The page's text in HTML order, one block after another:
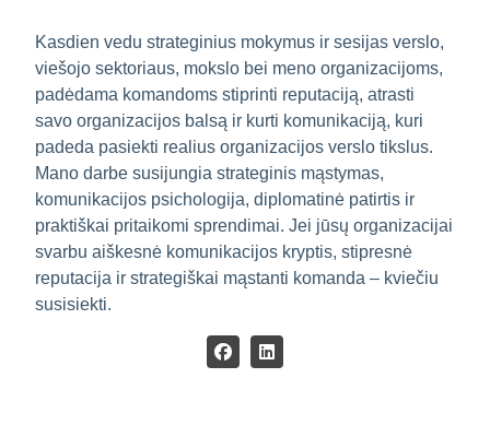
Kasdien vedu strateginius mokymus ir sesijas verslo,
viešojo sektoriaus, mokslo bei meno organizacijoms,
padėdama komandoms stiprinti reputaciją, atrasti
savo organizacijos balsą ir kurti komunikaciją, kuri
padeda pasiekti realius organizacijos verslo tikslus.
Mano darbe susijungia strateginis mąstymas,
komunikacijos psichologija, diplomatinė patirtis ir
praktiškai pritaikomi sprendimai. Jei jūsų organizacijai
svarbu aiškesnė komunikacijos kryptis, stipresnė
reputacija ir strategiškai mąstanti komanda – kviečiu
susisiekti.